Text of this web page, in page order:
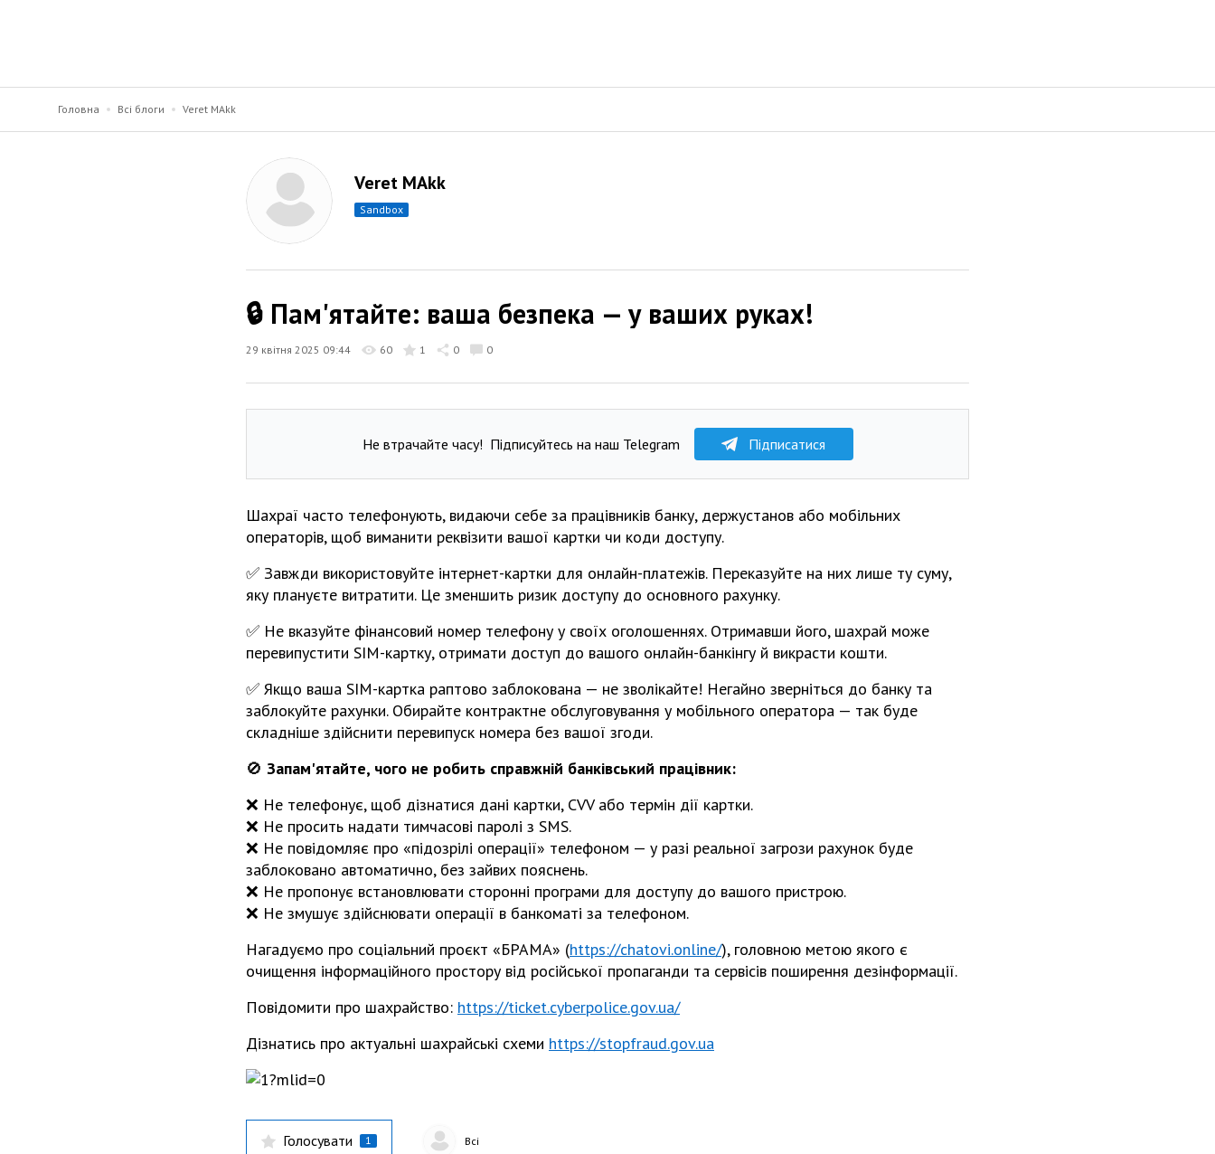
Головна Всі блоги Veret MAkk
Veret MAkk
sandbox
🔒 Пам'ятайте: ваша безпека — у ваших руках!
29 квітня 2025 09:44 60 1 0 0
Не втрачайте часу! Підписуйтесь на наш Telegram Підписатися
Шахраї часто телефонують, видаючи себе за працівників банку, держустанов або мобільних
операторів, щоб виманити реквізити вашої картки чи коди доступу.
✅ Завжди використовуйте інтернет-картки для онлайн-платежів. Переказуйте на них лише ту суму,
яку плануєте витратити. Це зменшить ризик доступу до основного рахунку.
✅ Не вказуйте фінансовий номер телефону у своїх оголошеннях. Отримавши його, шахрай може
перевипустити SIM-картку, отримати доступ до вашого онлайн-банкінгу й викрасти кошти.
✅ Якщо ваша SIM-картка раптово заблокована — не зволікайте! Негайно зверніться до банку та
заблокуйте рахунки. Обирайте контрактне обслуговування у мобільного оператора — так буде
складніше здійснити перевипуск номера без вашої згоди.
🚫 Запам'ятайте, чого не робить справжній банківський працівник:
❌ Не телефонує, щоб дізнатися дані картки, CVV або термін дії картки.
❌ Не просить надати тимчасові паролі з SMS.
❌ Не повідомляє про «підозрілі операції» телефоном — у разі реальної загрози рахунок буде
заблоковано автоматично, без зайвих пояснень.
❌ Не пропонує встановлювати сторонні програми для доступу до вашого пристрою.
❌ Не змушує здійснювати операції в банкоматі за телефоном.
Нагадуємо про соціальний проєкт «БРАМА» (https://chatovi.online/), головною метою якого є
очищення інформаційного простору від російської пропаганди та сервісів поширення дезінформації.
Повідомити про шахрайство: https://ticket.cyberpolice.gov.ua/
Дізнатись про актуальні шахрайські схеми https://stopfraud.gov.ua
Голосувати 1 Всі